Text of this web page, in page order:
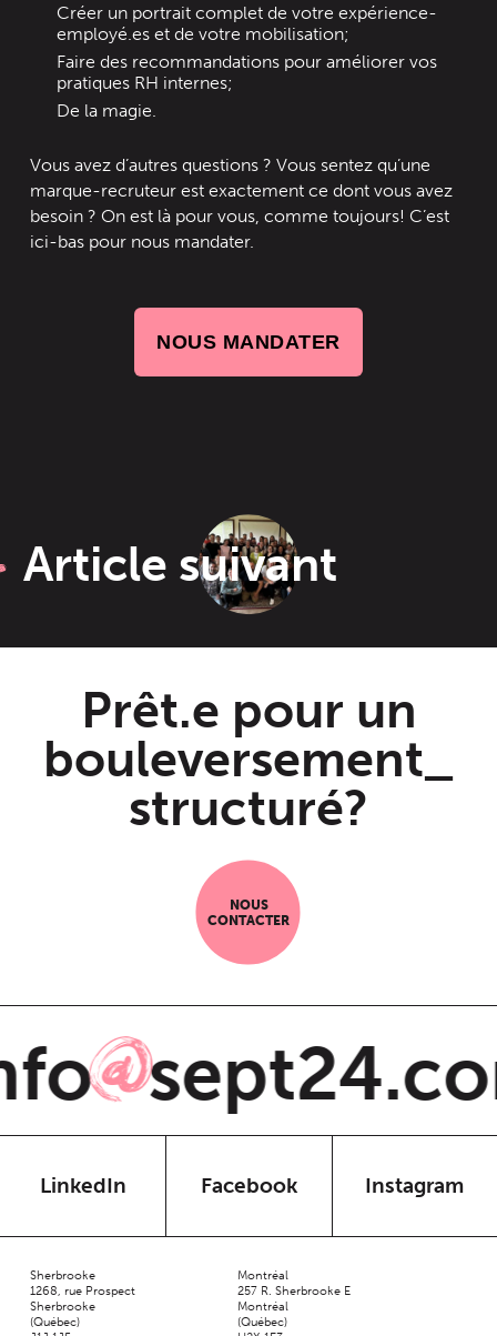
Créer un portrait complet de votre expérience-
employé.es et de votre mobilisation;
Faire des recommandations pour améliorer vos
pratiques RH internes;
De la magie.
Vous avez d’autres questions ? Vous sentez qu’une
marque-recruteur est exactement ce dont vous avez
besoin ? On est là pour vous, comme toujours! C’est
ici-bas pour nous mandater.
NOUS MANDATER
Article suivant
Prêt.e pour un
bouleversement_
structuré?
NOUS
CONTACTER
@
LinkedIn Facebook Instagram
Sherbrooke
1268, rue Prospect
Sherbrooke
(Québec)
Montréal
257 R. Sherbrooke E
Montréal
(Québec)